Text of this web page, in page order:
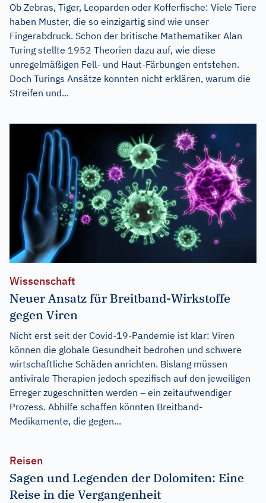
Ob Zebras, Tiger, Leoparden oder Kofferfische: Viele Tiere
haben Muster, die so einzigartig sind wie unser
Fingerabdruck. Schon der britische Mathematiker Alan
Turing stellte 1952 Theorien dazu auf, wie diese
unregelmäßigen Fell- und Haut-Färbungen entstehen.
Doch Turings Ansätze konnten nicht erklären, warum die
Streifen und...
Wissenschaft
Neuer Ansatz für Breitband-Wirkstoffe
gegen Viren
Nicht erst seit der Covid-19-Pandemie ist klar: Viren
können die globale Gesundheit bedrohen und schwere
wirtschaftliche Schäden anrichten. Bislang müssen
antivirale Therapien jedoch spezifisch auf den jeweiligen
Erreger zugeschnitten werden – ein zeitaufwendiger
Prozess. Abhilfe schaffen könnten Breitband-
Medikamente, die gegen...
Reisen
Sagen und Legenden der Dolomiten: Eine
Reise in die Vergangenheit